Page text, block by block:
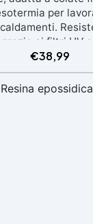
per
ai filtri UV
viscosità per
finiture lisce.
e certificata
con la
€38,99